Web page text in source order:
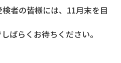
者の皆様には、11月末を目
ばらくお待ちください。